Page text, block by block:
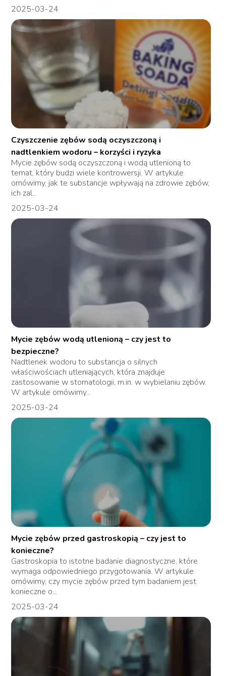
2025-03-24
Czyszczenie zębów sodą oczyszczoną i
nadtlenkiem wodoru – korzyści i ryzyka
Mycie zębów sodą oczyszczoną i wodą utlenioną to
temat, który budzi wiele kontrowersji. W artykule
omówimy, jak te substancje wpływają na zdrowie zębów,
ich zal...
2025-03-24
Mycie zębów wodą utlenioną – czy jest to
bezpieczne?
Nadtlenek wodoru to substancja o silnych
właściwościach utleniających, która znajduje
zastosowanie w stomatologii, m.in. w wybielaniu zębów.
W artykule omówimy...
2025-03-24
Mycie zębów przed gastroskopią – czy jest to
konieczne?
Gastroskopia to istotne badanie diagnostyczne, które
wymaga odpowiedniego przygotowania. W artykule
omówimy, czy mycie zębów przed tym badaniem jest
konieczne o...
2025-03-24